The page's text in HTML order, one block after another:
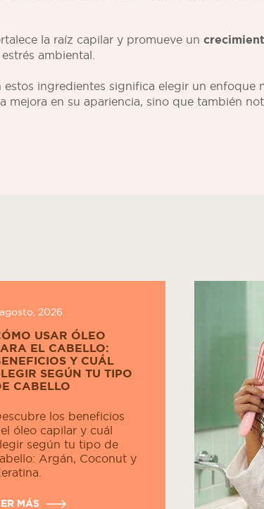
la raíz capilar y promueve un
ambiental.
ingredientes significa elegir un enfoque
mejora en su apariencia, sino que también
2026
USAR ÓLEO
EL CABELLO:
Y CUÁL
SEGÚN TU TIPO
CABELLO
los beneficios
óleo capilar y cuál
según tu tipo de
Argán, Coconut y
MÁS